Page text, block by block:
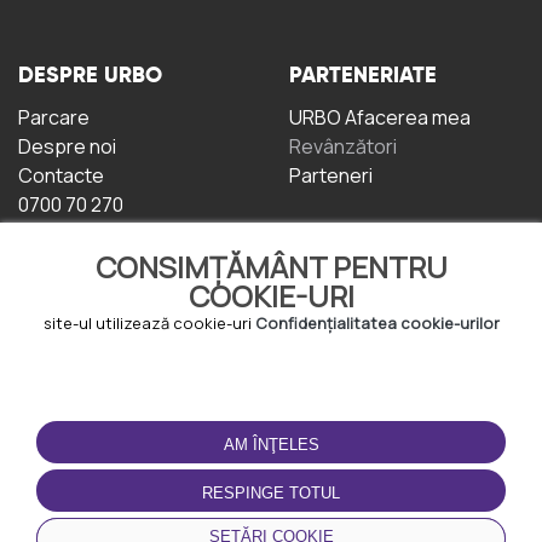
CONSIMȚĂMÂNT PENTRU
COOKIE-URI
site-ul utilizează cookie-uri Confidențialitatea cookie-urilor
AM ÎNŢELES
RESPINGE TOTUL
SETĂRI COOKIE
DESPRE URBO
Parcare
Despre noi
Contacte
0700 70 270
PARTENERIATE
URBO Afacerea mea
Revânzători
Parteneri
TERMENI DE UTILIZARE
Termeni și condiții
Politica de
Confidențialitate
Politica de cookie-uri
DESCĂRCAȚI
APLICAȚIA